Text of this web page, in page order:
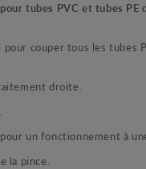
tubes PVC et tubes PE
couper tous les tubes
droite.
un fonctionnement à
la pince.